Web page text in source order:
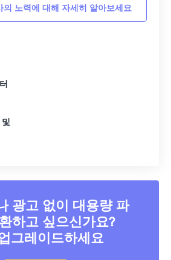
의 노력에 대해 자세히 알아보세요
및
광고 없이 대용량 파
하고 싶으신가요?
그레이드하세요